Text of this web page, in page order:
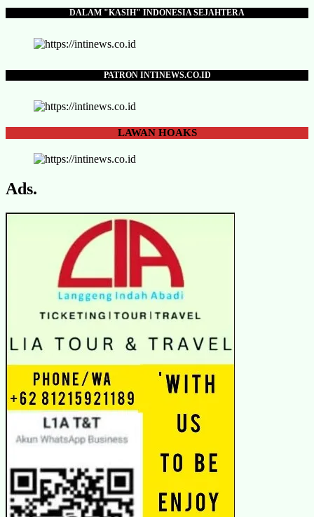
DALAM "KASIH" INDONESIA SEJAHTERA
PATRON INTINEWS.CO.ID
LAWANHOAKS
Ads.